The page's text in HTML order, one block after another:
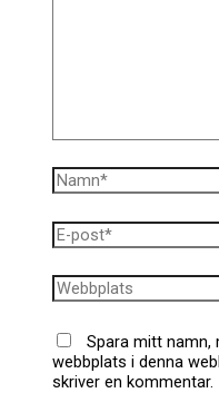
Namn*
E-
post*
Webbplats
Spara mitt namn,
webbplats i denna
skriver en kommentar.